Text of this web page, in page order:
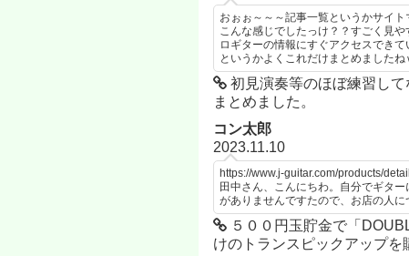
おぉぉ～～～記事一覧というかサイト
こんな感じでしたっけ？？すごく見
ロギターの情報にすぐアクセスでき
というかよくこれだけまとめましたね
初見演奏等のほぼ練習し
まとめました。
コン太郎
2023.11.10
https://www.j-guitar.com/products/
田中さん、こんにちわ。自分でギタ
がありませんですたので、お店の人に
５００円玉貯金で「
けのトランスピックアップを